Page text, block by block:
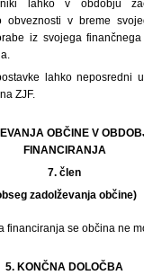
lahko v obdobju
obveznosti v breme
iz svojega
lahko neposredni
ZJF.
OBČINE V
FINANCIRANJA
7. člen
zadolževanja občine)
financiranja se občina ne
5. KONČNA DOLOČBA